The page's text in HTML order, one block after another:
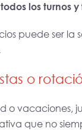
los turnos
puede ser
o
o vacaciones,
que no